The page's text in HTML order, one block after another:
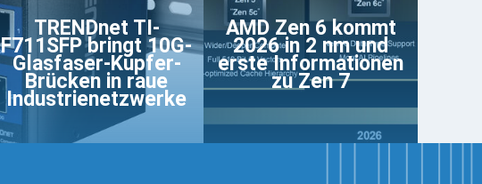
TRENDnet TI-
F711SFP bringt 10G-
Glasfaser-Kupfer-
Brücken in raue
Industrienetzwerke
AMD Zen 6 kommt
2026 in 2 nm und
erste Informationen
zu Zen 7